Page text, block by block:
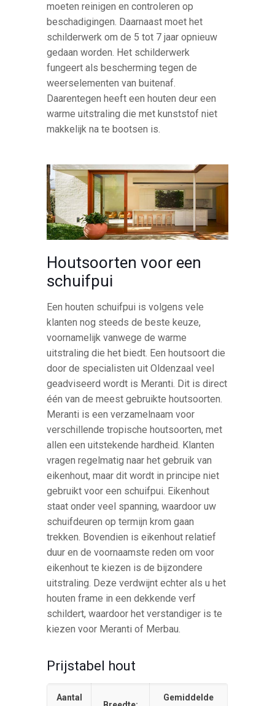
moeten reinigen en controleren op
beschadigingen. Daarnaast moet het
schilderwerk om de 5 tot 7 jaar opnieuw
gedaan worden. Het schilderwerk
fungeert als bescherming tegen de
weerselementen van buitenaf.
Daarentegen heeft een houten deur een
warme uitstraling die met kunststof niet
makkelijk na te bootsen is.
Houtsoorten voor een
schuifpui
Een houten schuifpui is volgens vele
klanten nog steeds de beste keuze,
voornamelijk vanwege de warme
uitstraling die het biedt. Een houtsoort die
door de specialisten uit Oldenzaal veel
geadviseerd wordt is Meranti. Dit is direct
één van de meest gebruikte houtsoorten.
Meranti is een verzamelnaam voor
verschillende tropische houtsoorten, met
allen een uitstekende hardheid. Klanten
vragen regelmatig naar het gebruik van
eikenhout, maar dit wordt in principe niet
gebruikt voor een schuifpui. Eikenhout
staat onder veel spanning, waardoor uw
schuifdeuren op termijn krom gaan
trekken. Bovendien is eikenhout relatief
duur en de voornaamste reden om voor
eikenhout te kiezen is de bijzondere
uitstraling. Deze verdwijnt echter als u het
houten frame in een dekkende verf
schildert, waardoor het verstandiger is te
kiezen voor Meranti of Merbau.
Prijstabel hout
Aantal Gemiddelde